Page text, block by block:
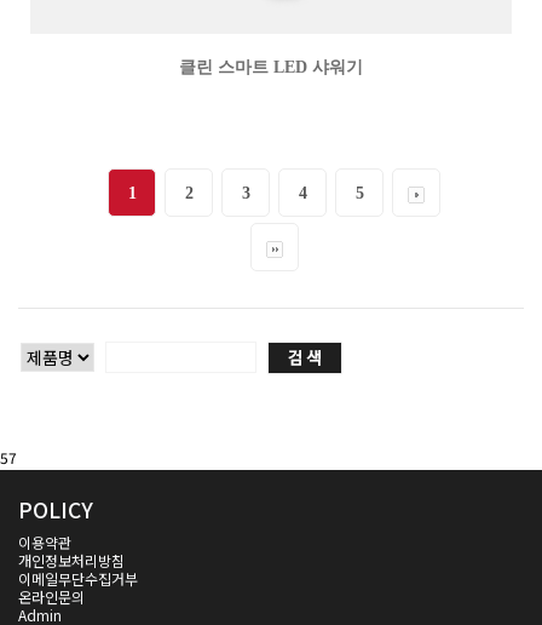
클린 스마트 LED 샤워기
1 2 3 4 5
57
POLICY
이용약관
개인정보처리방침
이메일무단수집거부
온라인문의
Admin